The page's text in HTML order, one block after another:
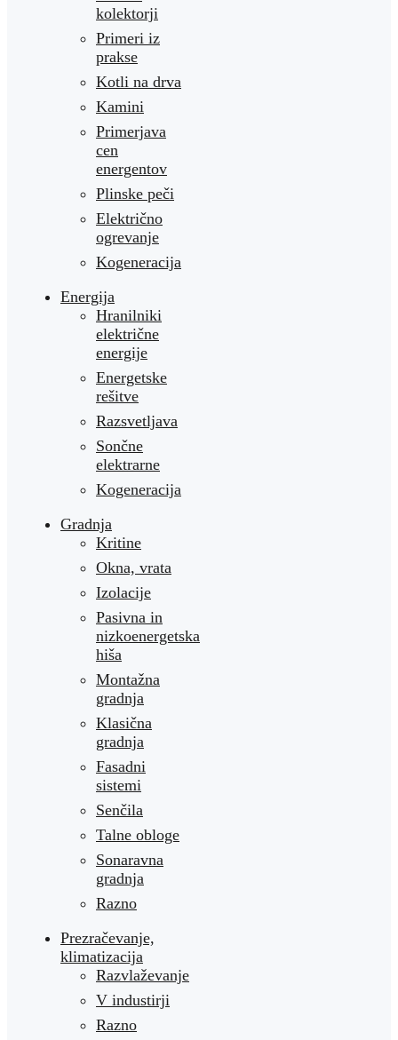
kolektorji
Primeri iz
prakse
Kotli na drva
Kamini
Primerjava
cen
energentov
Plinske peči
Električno
ogrevanje
Kogeneracija
Energija
Hranilniki
električne
energije
Energetske
rešitve
Razsvetljava
Sončne
elektrarne
Kogeneracija
Gradnja
Kritine
Okna, vrata
Izolacije
Pasivna in
nizkoenergetska
hiša
Montažna
gradnja
Klasična
gradnja
Fasadni
sistemi
Senčila
Talne obloge
Sonaravna
gradnja
Razno
Prezračevanje,
klimatizacija
Razvlaževanje
V industirji
Razno